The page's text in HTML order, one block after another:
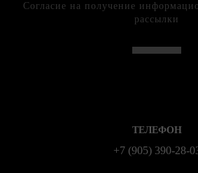
Согласие на получение
рассылки
ТЕЛЕФОН
+7 (905) 390-28-